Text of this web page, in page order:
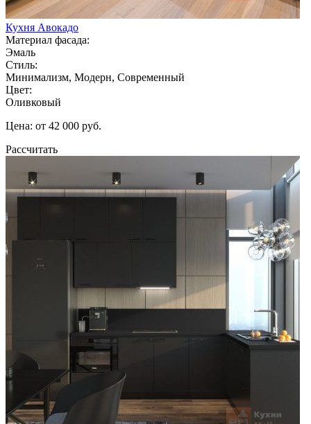
Кухня Авокадо
Материал фасада:
Эмаль
Стиль:
Минимализм, Модерн, Современный
Цвет:
Оливковый
Цена: от 42 000 руб.
Рассчитать